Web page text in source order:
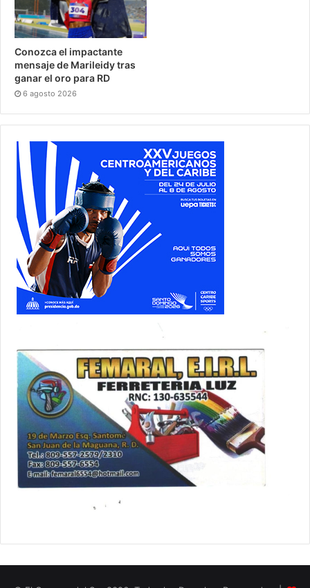
Conozca el impactante
mensaje de Marileidy tras
ganar el oro para RD
6 agosto 2026